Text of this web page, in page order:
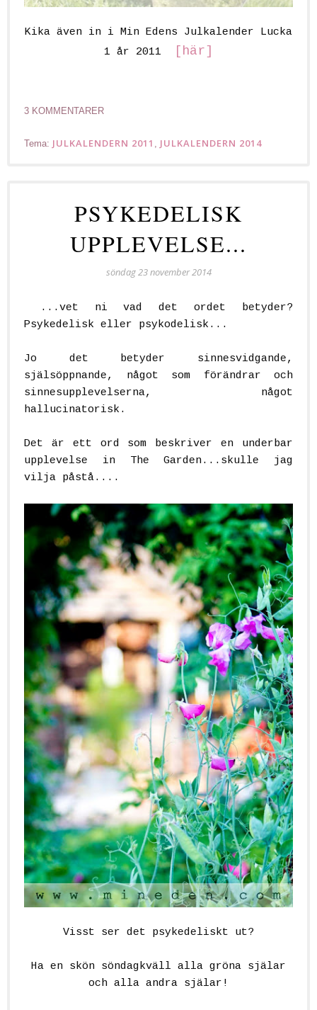
Kika även in i Min Edens Julkalender Lucka
1 år 2011
[här]
3 KOMMENTARER
Tema: JULKALENDERN 2011 , JULKALENDERN 2014
PSYKEDELISK
UPPLEVELSE...
söndag 23 november 2014
...vet ni vad det ordet betyder?
Psykedelisk eller psykodelisk...
Jo det betyder sinnesvidgande,
själsöppnande, något som förändrar och
sinnesupplevelserna, något
hallucinatorisk.
Det är ett ord som beskriver en underbar
upplevelse in The Garden...skulle jag
vilja påstå....
Visst ser det psykedeliskt ut?
Ha en skön söndagkväll alla gröna själar
och alla andra själar!